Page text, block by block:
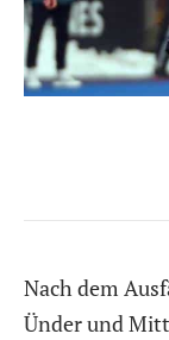
Nach dem
Ünder und